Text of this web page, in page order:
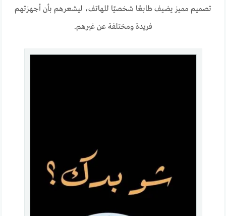
تصميم مميز يضيف طابعًا شخصيًا للهاتف، ليشعرهم بأن أجهزتهم
فريدة ومختلفة عن غيرهم.